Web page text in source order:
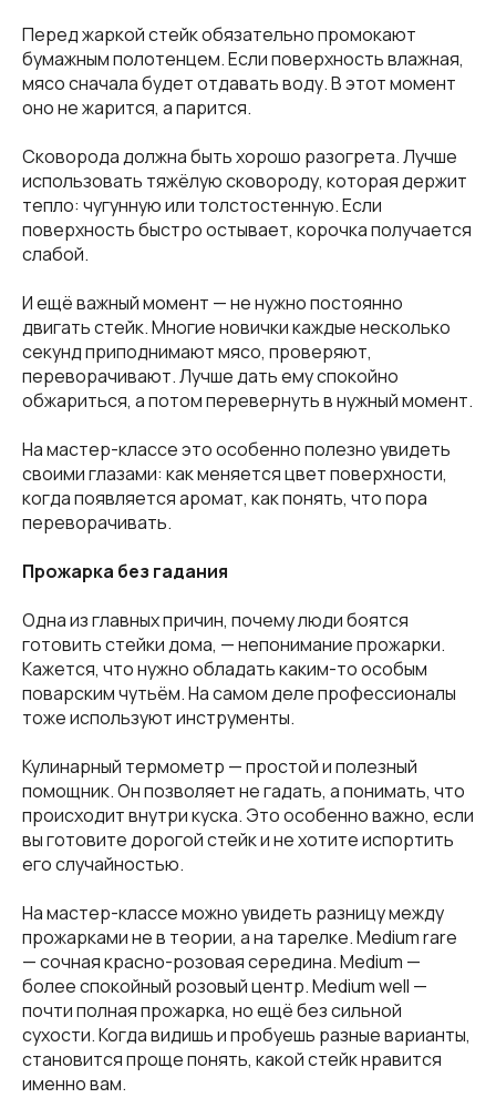
Перед жаркой стейк обязательно промокают
бумажным полотенцем. Если поверхность влажная,
мясо сначала будет отдавать воду. В этот момент
оно не жарится, а парится.
Сковорода должна быть хорошо разогрета. Лучше
использовать тяжёлую сковороду, которая держит
тепло: чугунную или толстостенную. Если
поверхность быстро остывает, корочка получается
слабой.
И ещё важный момент — не нужно постоянно
двигать стейк. Многие новички каждые несколько
секунд приподнимают мясо, проверяют,
переворачивают. Лучше дать ему спокойно
обжариться, а потом перевернуть в нужный момент.
На мастер-классе это особенно полезно увидеть
своими глазами: как меняется цвет поверхности,
когда появляется аромат, как понять, что пора
переворачивать.
Прожарка без гадания
Одна из главных причин, почему люди боятся
готовить стейки дома, — непонимание прожарки.
Кажется, что нужно обладать каким-то особым
поварским чутьём. На самом деле профессионалы
тоже используют инструменты.
Кулинарный термометр — простой и полезный
помощник. Он позволяет не гадать, а понимать, что
происходит внутри куска. Это особенно важно, если
вы готовите дорогой стейк и не хотите испортить
его случайностью.
На мастер-классе можно увидеть разницу между
прожарками не в теории, а на тарелке. Medium rare
— сочная красно-розовая середина. Medium —
более спокойный розовый центр. Medium well —
почти полная прожарка, но ещё без сильной
сухости. Когда видишь и пробуешь разные варианты,
становится проще понять, какой стейк нравится
именно вам.